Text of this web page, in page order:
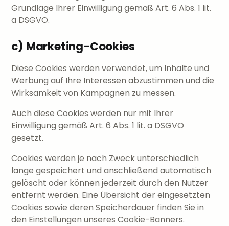
Grundlage Ihrer Einwilligung gemäß Art. 6 Abs. 1 lit.
a DSGVO.
c) Marketing-Cookies
Diese Cookies werden verwendet, um Inhalte und
Werbung auf Ihre Interessen abzustimmen und die
Wirksamkeit von Kampagnen zu messen.
Auch diese Cookies werden nur mit Ihrer
Einwilligung gemäß Art. 6 Abs. 1 lit. a DSGVO
gesetzt.
Cookies werden je nach Zweck unterschiedlich
lange gespeichert und anschließend automatisch
gelöscht oder können jederzeit durch den Nutzer
entfernt werden. Eine Übersicht der eingesetzten
Cookies sowie deren Speicherdauer finden Sie in
den Einstellungen unseres Cookie-Banners.